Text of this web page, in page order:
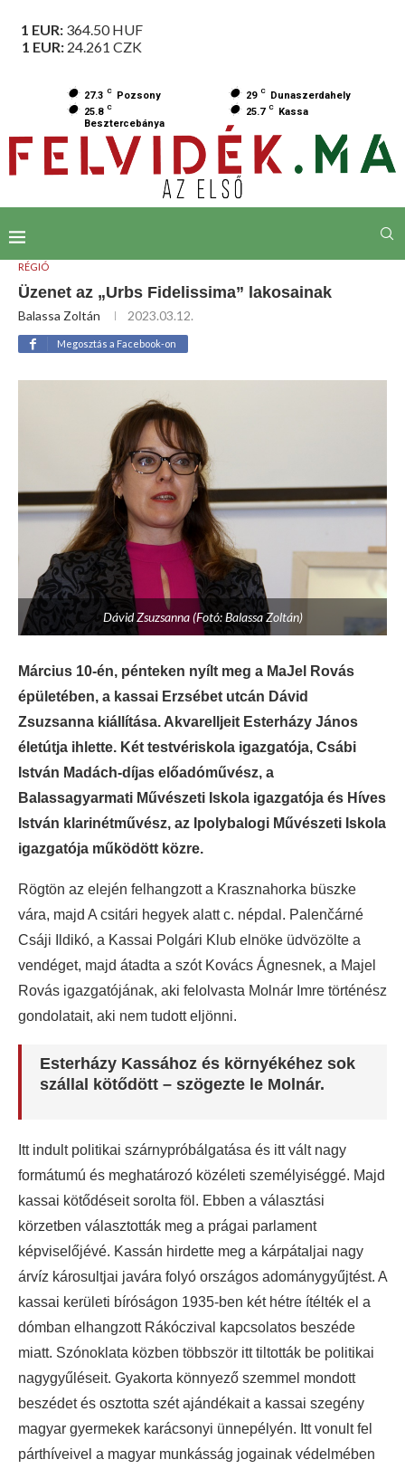
1 EUR: 364.50HUF
1 EUR: 24.261 CZK
27.3 C Pozsony 29 C
Dunaszerdahely
25.8 C
Besztercebánya
25.7 C Kassa
RÉGIÓ
Üzenet az „Urbs Fidelissima” lakosainak
Balassa Zoltán 2023.03.12.
Megosztás a Facebook-on
Dávid Zsuzsanna (Fotó: Balassa Zoltán)
Március 10-én, pénteken nyílt meg a MaJel Rovás
épületében, a kassai Erzsébet utcán Dávid
Zsuzsanna kiállítása. Akvarelljeit Esterházy János
életútja ihlette. Két testvériskola igazgatója, Csábi
István Madách-díjas előadóművész, a
Balassagyarmati Művészeti Iskola igazgatója és Híves
István klarinétművész, az Ipolybalogi Művészeti Iskola
igazgatója működött közre.
Rögtön az elején felhangzott a Krasznahorka büszke
vára, majd A csitári hegyek alatt c. népdal. Palenčárné
Csáji Ildikó, a Kassai Polgári Klub elnöke üdvözölte a
vendéget, majd átadta a szót Kovács Ágnesnek, a Majel
Rovás igazgatójának, aki felolvasta Molnár Imre történész
gondolatait, aki nem tudott eljönni.
Esterházy Kassához és környékéhez sok
szállal kötődött – szögezte le Molnár.
Itt indult politikai szárnypróbálgatása és itt vált nagy
formátumú és meghatározó közéleti személyiséggé. Majd
kassai kötődéseit sorolta föl. Ebben a választási
körzetben választották meg a prágai parlament
képviselőjévé. Kassán hirdette meg a kárpátaljai nagy
árvíz károsultjai javára folyó országos adománygyűjtést. A
kassai kerületi bíróságon 1935-ben két hétre ítélték el a
dómban elhangzott Rákóczival kapcsolatos beszéde
miatt. Szónoklata közben többször itt tiltották be politikai
nagygyűléseit. Gyakorta könnyező szemmel mondott
beszédet és osztotta szét ajándékait a kassai szegény
magyar gyermekek karácsonyi ünnepélyén. Itt vonult fel
párthíveivel a magyar munkásság jogainak védelmében